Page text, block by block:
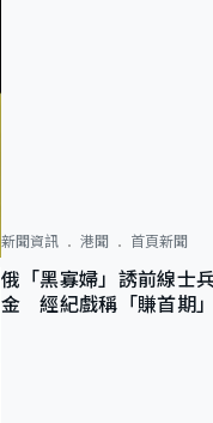
新聞資訊 港聞 首頁新聞
俄「黑寡婦」誘前線士
金 經紀戲稱「賺首期